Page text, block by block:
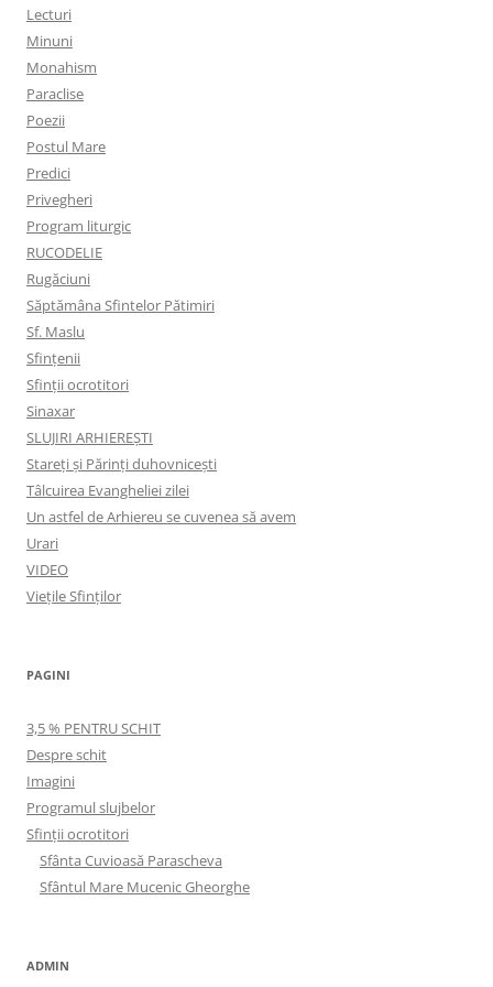
Lecturi
Minuni
Monahism
Paraclise
Poezii
Postul Mare
Predici
Privegheri
Program liturgic
RUCODELIE
Rugăciuni
Săptămâna Sfintelor Pătimiri
Sf. Maslu
Sfințenii
Sfinții ocrotitori
Sinaxar
SLUJIRI ARHIEREȘTI
Stareți și Părinți duhovnicești
Tâlcuirea Evangheliei zilei
Un astfel de Arhiereu se cuvenea să avem
Urari
VIDEO
Viețile Sfinților
PAGINI
3,5 % PENTRU SCHIT
Despre schit
Imagini
Programul slujbelor
Sfinţii ocrotitori
Sfânta Cuvioasă Parascheva
Sfântul Mare Mucenic Gheorghe
ADMIN